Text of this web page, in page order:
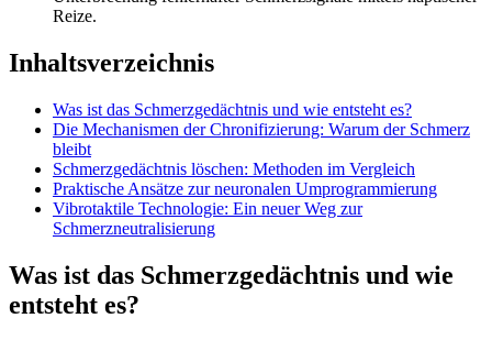
Reize.
Inhaltsverzeichnis
Was ist das Schmerzgedächtnis und wie entsteht es?
Die Mechanismen der Chronifizierung: Warum der Schmerz
bleibt
Schmerzgedächtnis löschen: Methoden im Vergleich
Praktische Ansätze zur neuronalen Umprogrammierung
Vibrotaktile Technologie: Ein neuer Weg zur
Schmerzneutralisierung
Was ist das Schmerzgedächtnis und wie
entsteht es?